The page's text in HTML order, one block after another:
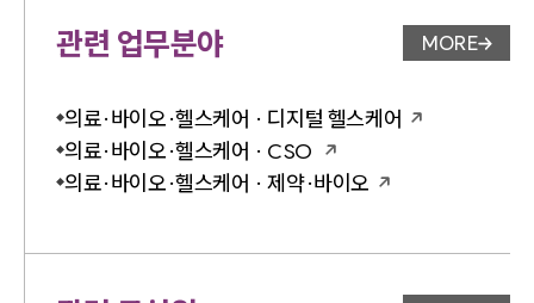
관련 업무분야 업무분야
MORE
의료·바이오·헬스케어 · 디지털 헬스케어
의료·바이오·헬스케어 · CSO
의료·바이오·헬스케어 · 제약·바이오